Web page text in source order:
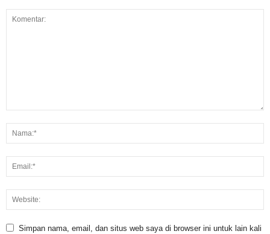
Simpan nama, email, dan situs web saya di browser ini untuk lain kali